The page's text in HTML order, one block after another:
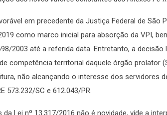
em precedente da Justiça Federal de São
como marco inicial para absorção da VPI,
2003 até a referida data. Entretanto, a
competência territorial daquele órgão prolator
não alcançando o interesse dos servidores
573.232/SC e 612.043/PR.
Lei nº 13.317/2016 não é novidade, vide a